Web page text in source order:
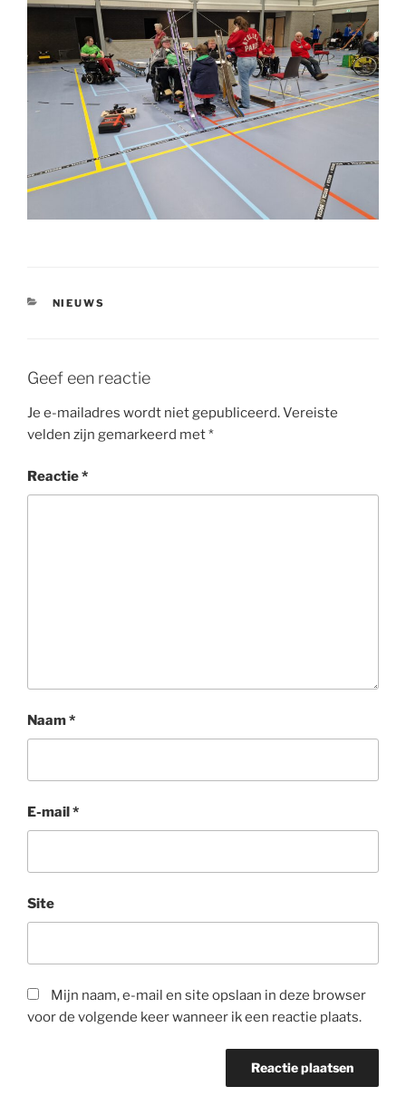
CATEGORIEËN
NIEUWS
Geef een reactie
Je e-mailadres wordt niet gepubliceerd.Vereiste
velden zijn gemarkeerd met*
Reactie*
Naam*
E-mail *
Site
Mijn naam, e-mail en site opslaan in deze browser
voor de volgende keer wanneer ik een reactie plaats.